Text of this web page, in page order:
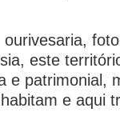
este
e patrimonial,
e aqui